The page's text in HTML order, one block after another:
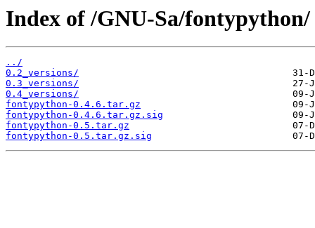
Index of /GNU-Sa/fontypython/
../
0.2_versions/
0.3_versions/
0.4_versions/
fontypython-0.4.6.tar.gz
fontypython-0.4.6.tar.gz.sig
fontypython-0.5.tar.gz
fontypython-0.5.tar.gz.sig